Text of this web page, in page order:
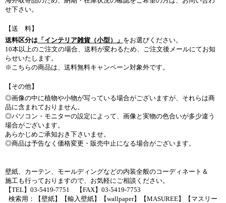
せ下さい。
【送 料】
送料区分は 「インテリア雑貨（小型）」 をお選びください。
10本以上のご注文の場合、送料が変わるため、ご注文後メールにてお知
らせいたします。
※こちらの商品は、送料無料キャンペーン対象外です。
【その他】
◎画像の中に植物や小物が写っている場合がございますが、それらは商
品に含まれておりません。
◎パソコン・モニターの設定によって、画像と実物の色合いが多少違う
場合がございます。
あらかじめご承知おき下さいませ。
◎商品は予告なく価格変更・販売中止になる場合がございます。
壁紙、カーテン、モールディングなどの内装全般のコーディネート＆
施工も行っておりますので、お気軽にご相談ください。
【TEL】03-5419-7751 【FAX】03-5419-7753
検索用：【壁紙】【輸入壁紙】【wallpaper】【MASUREE】【マスリー